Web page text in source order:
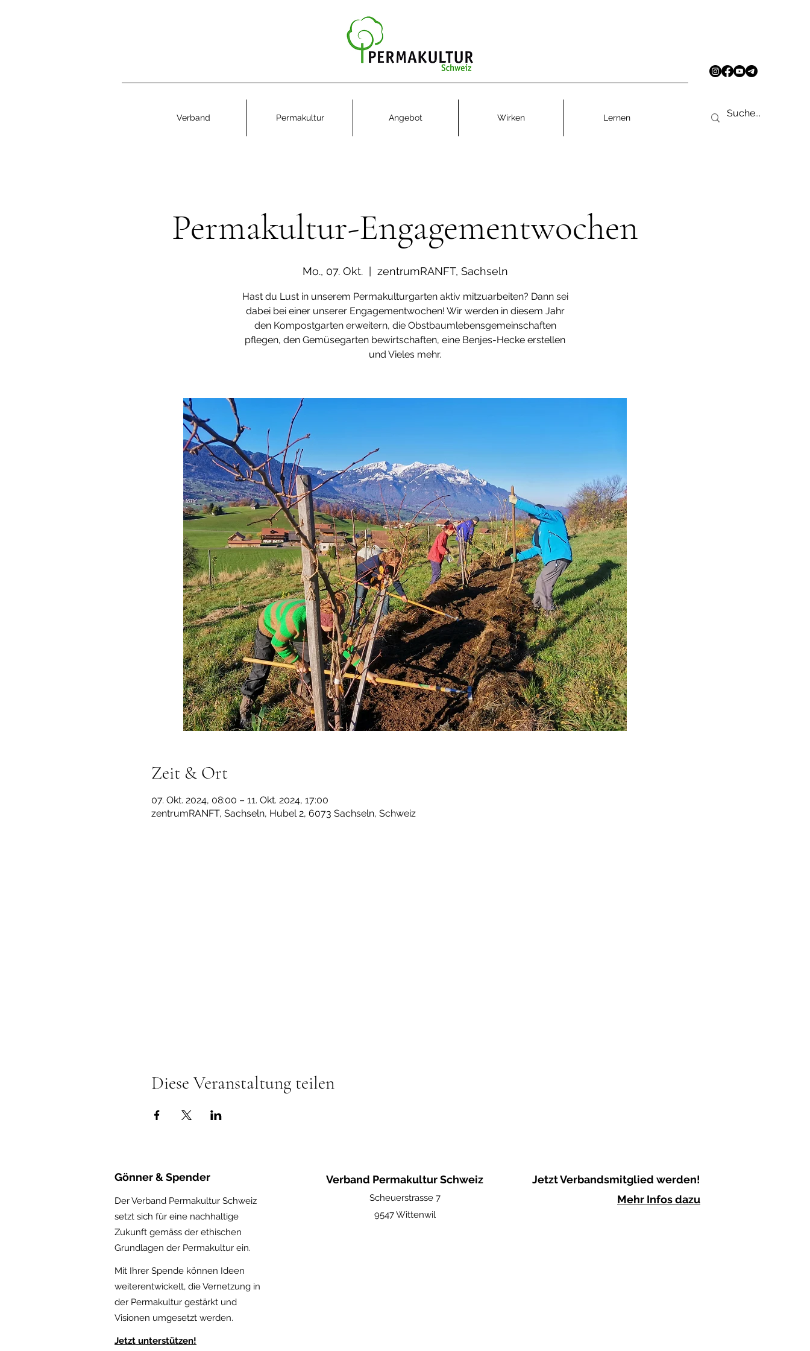
Verband Permakultur Angebot Wirken Lernen
Permakultur-Engagementwochen
Mo., 07. Okt.
  |
zentrumRANFT, Sachseln
Hast du Lust in unserem Permakulturgarten aktiv mitzuarbeiten? Dann sei
dabei bei einer unserer Engagementwochen! Wir werden in diesem Jahr
den Kompostgarten erweitern, die Obstbaumlebensgemeinschaften
pflegen, den Gemüsegarten bewirtschaften, eine Benjes-Hecke erstellen
und Vieles mehr.
Zeit & Ort
07. Okt. 2024, 08:00 – 11. Okt. 2024, 17:00
zentrumRANFT, Sachseln, Hubel 2, 6073 Sachseln, Schweiz
Diese Veranstaltung teilen
Gönner & Spender
Der Verband Permakultur Schweiz
setzt sich für eine nachhaltige
Zukunft gemäss der ethischen
Grundlagen der Permakultur ein.
Mit Ihrer Spende können Ideen
weiterentwickelt, die Vernetzung in
der Permakultur gestärkt und
Visionen umgesetzt werden.
Jetzt unterstützen!
Verband Permakultur Schweiz
Scheuerstrasse 7
9547 Wittenwil
Jetzt Verbandsmitglied werden!
Mehr Infos dazu